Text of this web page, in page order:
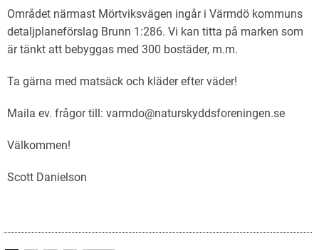
Området närmast Mörtviksvägen ingår i Värmdö kommuns
detaljplaneförslag Brunn 1:286. Vi kan titta på marken som
är tänkt att bebyggas med 300 bostäder, m.m.
Ta gärna med matsäck och kläder efter väder!
Maila ev. frågor till: varmdo@naturskyddsforeningen.se
Välkommen!
Scott Danielson